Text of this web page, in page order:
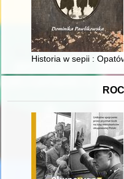
Historia w sepii :